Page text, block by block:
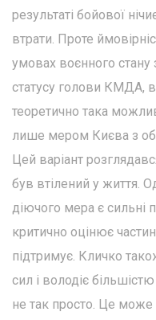
результаті бойової
втрати. Проте
умовах воєнного
статусу голови КМДА,
теоретично така
лише мером Києва з
Цей варіант
був втілений у життя.
діючого мера є сильні
критично оцінює
підтримує. Кличко
сил і володіє
не так просто. Це може